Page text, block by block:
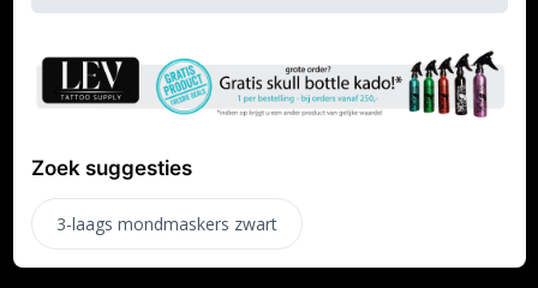
Zoek suggesties
3-laags mondmaskers zwart